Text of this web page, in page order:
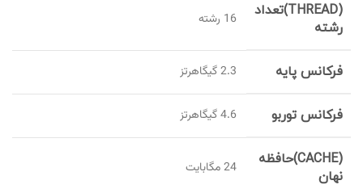
(THREAD)تعداد
رشته
16 رشته
فرکانس پایه 2.3 گیگاهرتز
فرکانس توربو 4.6 گیگاهرتز
(CACHE)حافظه
نهان
24 مگابایت